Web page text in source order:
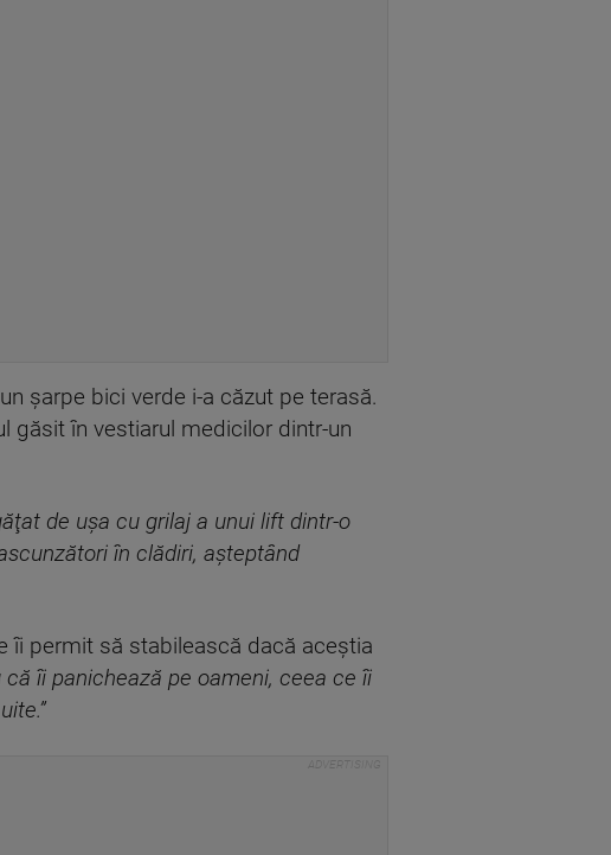
şarpe bici verde i-a căzut pe terasă.
găsit în vestiarul medicilor dintr-un
de uşa cu grilaj a unui lift dintr-o
în clădiri, aşteptând
îi permit să stabilească dacă aceştia
îi panichează pe oameni, ceea ce îi